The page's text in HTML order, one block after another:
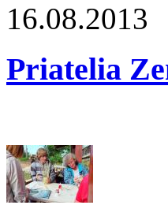
16.08.2013
Priatelia